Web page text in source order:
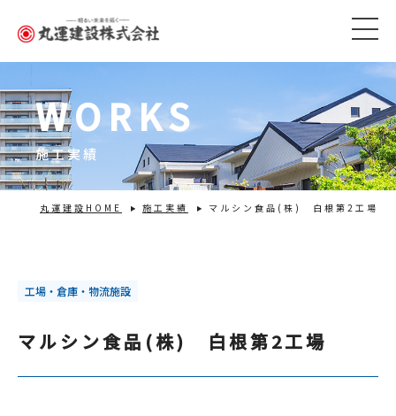
施工実績
WORKS
丸運建設HOME 施工実績 マルシン食品(株) 白根第2工場
工場・倉庫・物流施設
マルシン食品(株) 白根第2工場